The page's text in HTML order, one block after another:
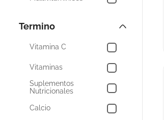
Corporal
Vitamina C
Vitaminas
Suplementos
Nutricionales
Calcio